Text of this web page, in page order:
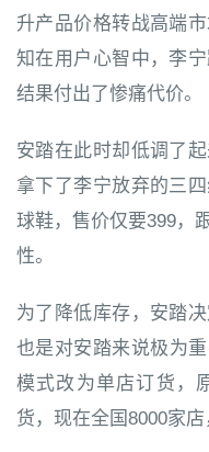
升产品价格转战高端
知在用户心智中，李
结果付出了惨痛代价。
安踏在此时却低调了
拿下了李宁放弃的三
球鞋，售价仅要399，
性。
为了降低库存，安踏
也是对安踏来说极为
模式改为单店订货，
货，现在全国8000家